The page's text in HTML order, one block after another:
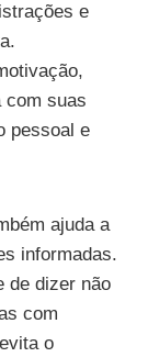
e
com suas
pessoal e
ajuda a
informadas.
de dizer não
com
o